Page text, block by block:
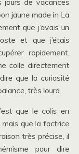
jaune made in La
que j’avais un
et que j’étais
rapidement.
colle directement
que la curiosité
très lourd.
que le colis en
que la factrice
très précise, il
pour dire